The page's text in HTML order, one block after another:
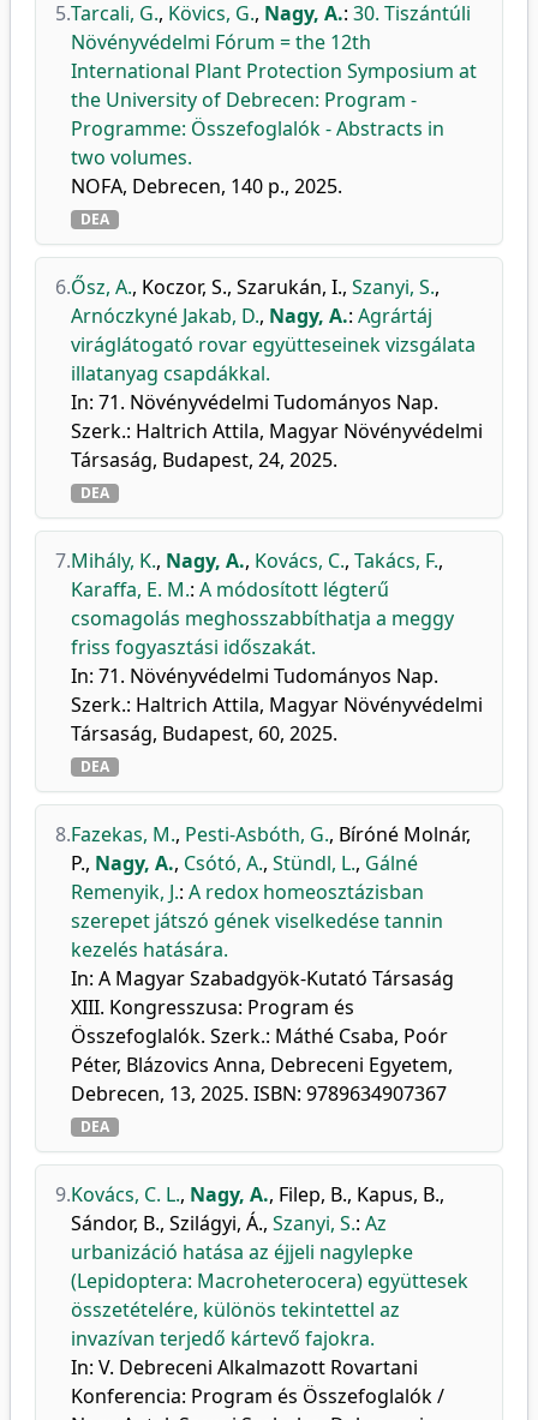
5.Tarcali, G., Kövics, G., Nagy, A.: 30. Tiszántúli
Növényvédelmi Fórum = the 12th
International Plant Protection Symposium at
the University of Debrecen: Program -
Programme: Összefoglalók - Abstracts in
two volumes.
NOFA, Debrecen, 140 p., 2025.
DEA
6.Ősz, A., Koczor, S., Szarukán, I., Szanyi, S.,
Arnóczkyné Jakab, D., Nagy, A.: Agrártáj
viráglátogató rovar együtteseinek vizsgálata
illatanyag csapdákkal.
In: 71. Növényvédelmi Tudományos Nap.
Szerk.: Haltrich Attila, Magyar Növényvédelmi
Társaság, Budapest, 24, 2025.
DEA
7.Mihály, K., Nagy, A., Kovács, C., Takács, F.,
Karaffa, E. M.: A módosított légterű
csomagolás meghosszabbíthatja a meggy
friss fogyasztási időszakát.
In: 71. Növényvédelmi Tudományos Nap.
Szerk.: Haltrich Attila, Magyar Növényvédelmi
Társaság, Budapest, 60, 2025.
DEA
8.Fazekas, M., Pesti-Asbóth, G., Bíróné Molnár,
P., Nagy, A., Csótó, A., Stündl, L., Gálné
Remenyik, J.: A redox homeosztázisban
szerepet játszó gének viselkedése tannin
kezelés hatására.
In: A Magyar Szabadgyök-Kutató Társaság
XIII. Kongresszusa: Program és
Összefoglalók. Szerk.: Máthé Csaba, Poór
Péter, Blázovics Anna, Debreceni Egyetem,
Debrecen, 13, 2025. ISBN: 9789634907367
DEA
9.Kovács, C. L., Nagy, A., Filep, B., Kapus, B.,
Sándor, B., Szilágyi, Á., Szanyi, S.: Az
urbanizáció hatása az éjjeli nagylepke
(Lepidoptera: Macroheterocera) együttesek
összetételére, különös tekintettel az
invazívan terjedő kártevő fajokra.
In: V. Debreceni Alkalmazott Rovartani
Konferencia: Program és Összefoglalók /